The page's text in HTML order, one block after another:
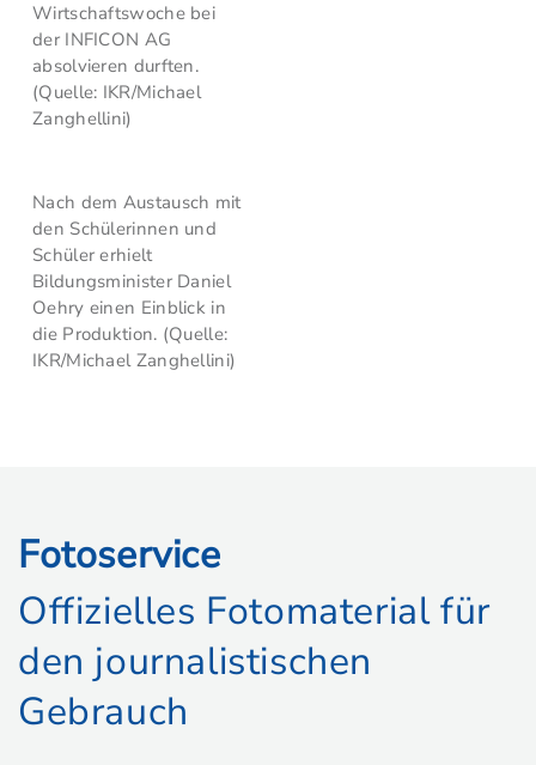
Wirtschaftswoche bei
der INFICON AG
absolvieren durften.
(Quelle: IKR/Michael
Zanghellini)
Nach dem Austausch mit
den Schülerinnen und
Schüler erhielt
Bildungsminister Daniel
Oehry einen Einblick in
die Produktion. (Quelle:
IKR/Michael Zanghellini)
Fotoservice
Offizielles Fotomaterial für
den journalistischen
Gebrauch